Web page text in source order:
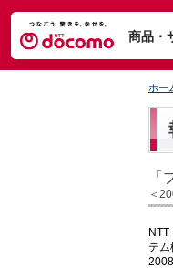
商品・
ホー
＜
NTT
テム